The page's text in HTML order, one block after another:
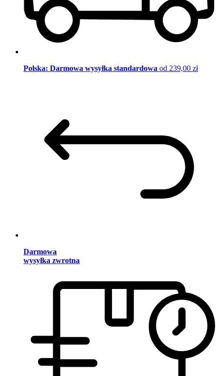
Polska: Darmowa wysyłka standardowa od 239,00 zł
Darmowa
wysyłka zwrotna